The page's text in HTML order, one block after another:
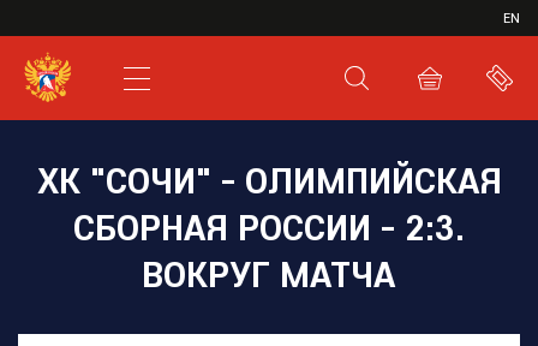
EN
XHL.RU
ВКС
ХК "СОЧИ" - ОЛИМПИЙСКАЯ
СБОРНАЯ РОССИИ - 2:3.
ВОКРУГ МАТЧА